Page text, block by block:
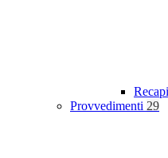
Provvedimenti 29